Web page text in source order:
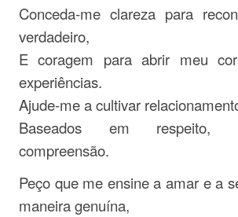
Conceda-me clareza para
verdadeiro,
E coragem para abrir meu
experiências.
Ajude-me a cultivar
Baseados em respeito,
compreensão.
Peço que me ensine a amar e a
maneira genuína,